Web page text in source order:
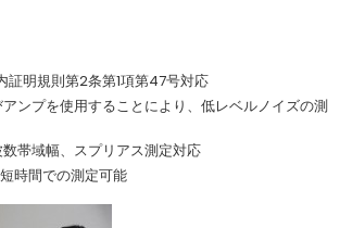
証明規則第2条第1項第47号対応
ンプを使用することにより、低レベルノイズの測
帯域幅、スプリアス測定対応
時間での測定可能